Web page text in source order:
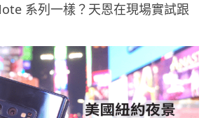
系列一樣？天恩在現場實試跟